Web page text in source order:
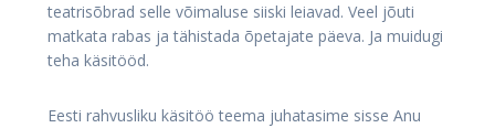
teatrisõbrad selle võimaluse siiski leiavad. Veel jõuti
matkata rabas ja tähistada õpetajate päeva. Ja muidugi
teha käsitööd.
Eesti rahvusliku käsitöö teema juhatasime sisse Anu